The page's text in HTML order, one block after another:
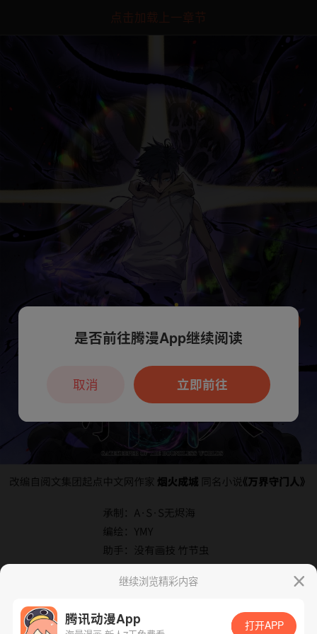
点击加载上一章节
继续浏览精彩内容
腾讯动漫App 打开APP
本章节仅支持App阅读，可打开App新用
户7天免费看
是否前往腾漫App继续阅读
立即前往
取消